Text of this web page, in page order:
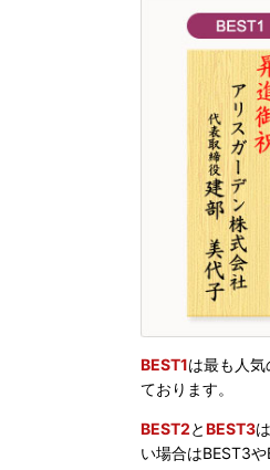
BEST1は最も人
ております。
BEST2とBEST3
い場合はBEST3や